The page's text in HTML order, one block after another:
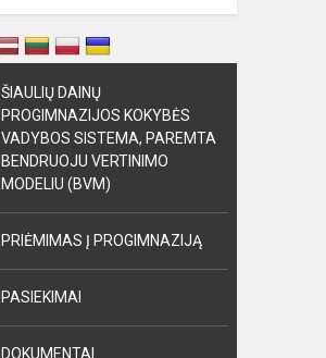
ŠIAULIŲ DAINŲ
PROGIMNAZIJOS KOKYBĖS
VADYBOS SISTEMA, PAREMTA
BENDRUOJU VERTINIMO
MODELIU (BVM)
PRIĖMIMAS Į PROGIMNAZIJĄ
PASIEKIMAI
DOKUMENTAI